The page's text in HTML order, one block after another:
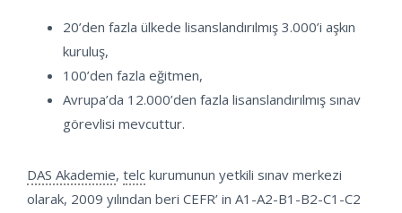
20’den fazla ülkede lisanslandırılmış 3.000’i aşkın
kuruluş,
100’den fazla eğitmen,
Avrupa’da 12.000’den fazla lisanslandırılmış sınav
görevlisi mevcuttur.
DAS Akademie, telc kurumunun yetkili sınav merkezi
olarak, 2009 yılından beri CEFR’ in A1-A2-B1-B2-C1-C2